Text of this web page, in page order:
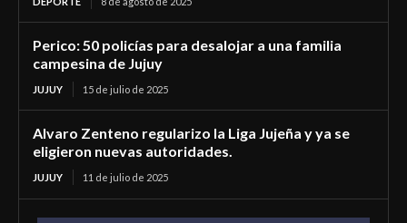
Perico: 50 policías para desalojar a una familia
campesina de Jujuy
JUJUY 15 de julio de 2025
Alvaro Zenteno regularizo la Liga Jujeña y ya se
eligieron nuevas autoridades.
JUJUY 11 de julio de 2025